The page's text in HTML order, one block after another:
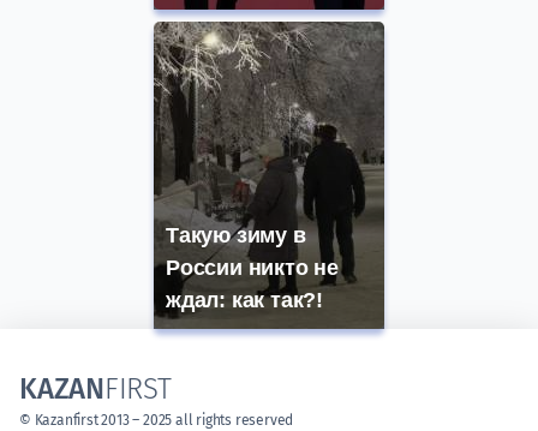
Такую зиму в
России никто не
ждал: как так?!
KAZANFIRST
© Kazanfirst 2013 – 2025 all rights reserved